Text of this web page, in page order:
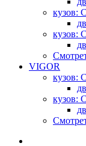
кузов:
кузов:
VIGOR
кузов:
кузов: